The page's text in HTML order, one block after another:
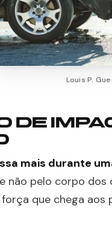
Louis P.
DE
mais durante
não pelo corpo
que chega aos